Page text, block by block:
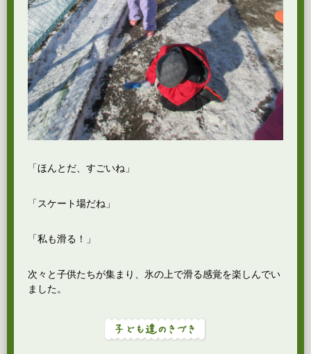
「ほんとだ、すごいね」
「スケート場だね」
「私も滑る！」
次々と子供たちが集まり、氷の上で滑る感覚を楽しんでい
ました。